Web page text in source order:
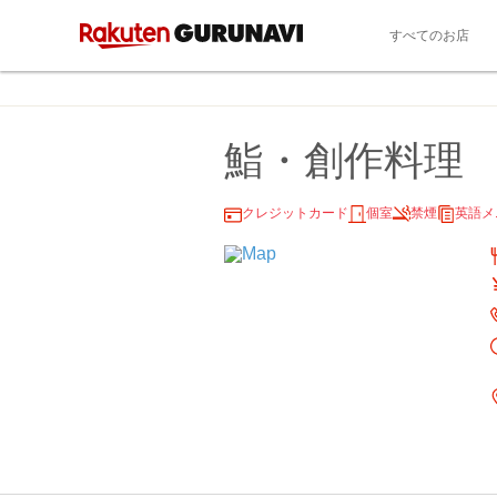
すべてのお店
鮨・創作料理
クレジットカード 個室 禁煙 英語